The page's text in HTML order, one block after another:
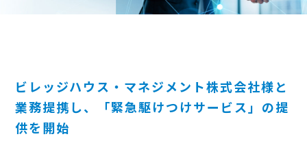
ビレッジハウス・マネジメント株式会社様と
業務提携し、「緊急駆けつけサービス」の提
供を開始